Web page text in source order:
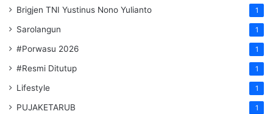
Brigjen TNI Yustinus Nono Yulianto 1
Sarolangun 1
#Porwasu 2026 1
#Resmi Ditutup 1
Lifestyle 1
PUJAKETARUB 1